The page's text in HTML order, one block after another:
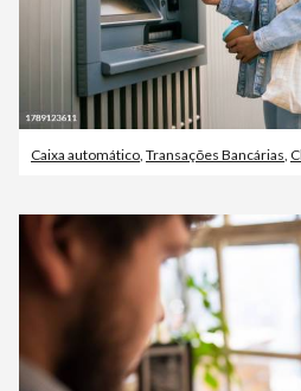
Caixa automático, Transações Bancárias,